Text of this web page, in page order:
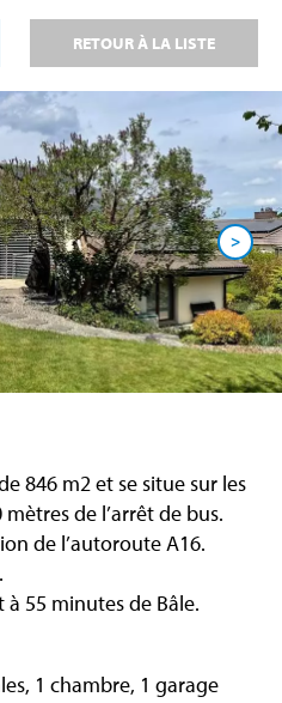
RETOUR À LA LISTE
>
846 m2 et se situe sur les
de l’arrêt de bus.
de l’autoroute A16.
55 minutes de Bâle.
1 chambre, 1 garage